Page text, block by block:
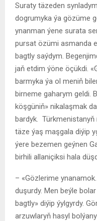
Suraty täzeden
dogrumyka ýa gözüme
ynanman ýene surata
pursat özümi asmanda
bagtly saýdym.
jaň etdim ýöne öçükdi.
barmyka ýa ol meniň
birneme gaharym geldi.
köşgüniň» nikalaşmak
bardyk. Türkmenistanyň
täze ýaş maşgala diýip
ýere bezemen geýnen
birhili allaniçiksi hala
– «Gözlerime
duşurdy. Men beýle
bagtly» diýip ýylgyrdy.
arzuwlaryň hasyl